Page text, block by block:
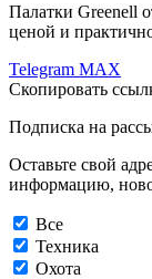
Палатки Greenell
ценой и
Telegram MAX
Скопировать
Подписка на
Оставьте свой
информацию,
Все
Техника
Охота